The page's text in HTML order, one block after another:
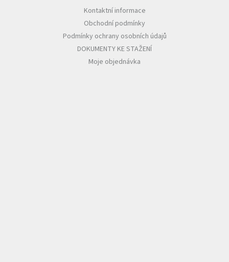
Kontaktní informace
Obchodní podmínky
Podmínky ochrany osobních údajů
DOKUMENTY KE STAŽENÍ
Moje objednávka